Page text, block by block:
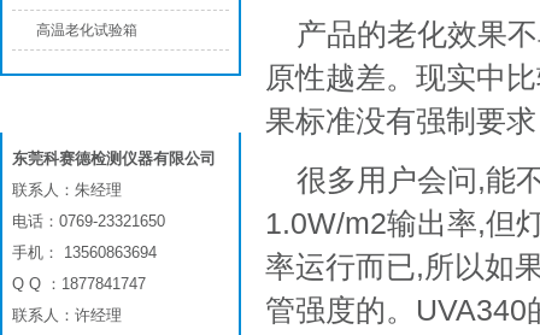
产品的老化效果
原性越差。现实中
果标准没有强制要
很多用户会问,能
1.0W/m2输出率,但
率运行而已,所以如
管强度的。
高温老化试验箱
东莞科赛德检测仪器有限公司
联系人：朱经理
电话：0769-23321650
手机： 13560863694
Q Q ：1877841747
联系人：许经理